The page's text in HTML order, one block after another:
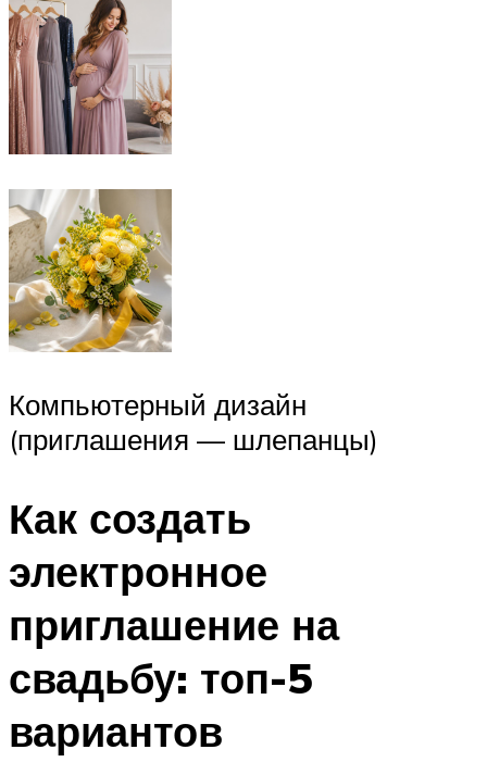
Компьютерный дизайн
(приглашения — шлепанцы)
Как создать
электронное
приглашение на
свадьбу: топ-5
вариантов